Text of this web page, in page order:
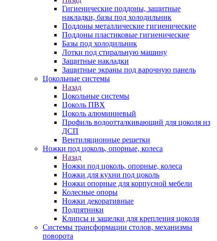
Гигиенические поддоны, защитные
накладки, базы под холодильник
Поддоны металлические гигиенические
Поддоны пластиковые гигиенические
Базы под холодильник
Лотки под стиральную машину
Защитные накладки
Защитные экраны под варочную панель
Цокольные системы
Назад
Цокольные системы
Цоколь ПВХ
Цоколь алюминиевый
Профиль водоотталкивающий для цоколя из
ДСП
Вентиляционные решетки
Ножки под цоколь, опорные, колеса
Назад
Ножки под цоколь, опорные, колеса
Ножки для кухни под цоколь
Ножки опорные для корпусной мебели
Колесные опоры
Ножки декоративные
Подпятники
Клипсы и защелки для крепления цоколя
Системы трансформации столов, механизмы
поворота